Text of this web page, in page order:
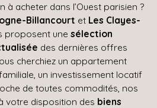
à acheter dans l’Ouest parisien ?
Billancourt et Les Clayes-
proposent une sélection
des dernières offres
cherchiez un appartement
un investissement locatif
de toutes commodités, nos
votre disposition des biens